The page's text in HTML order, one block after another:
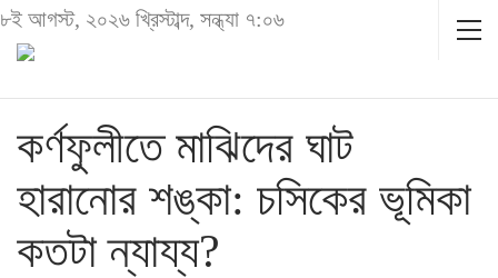
৮ই আগস্ট, ২০২৬ খ্রিস্টাব্দ, সন্ধ্যা ৭:০৬
কর্ণফুলীতে মাঝিদের ঘাট
হারানোর শঙ্কা: চসিকের ভূমিকা
কতটা ন্যায্য?